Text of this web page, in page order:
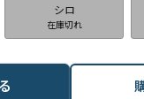
シロ
在庫切れ